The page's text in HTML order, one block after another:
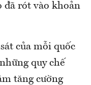
đã rót vào khoản
của mỗi quốc
quy chế
tăng cường